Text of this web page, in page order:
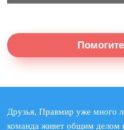
Друзья, Правмир уже много
команда живет общим делом